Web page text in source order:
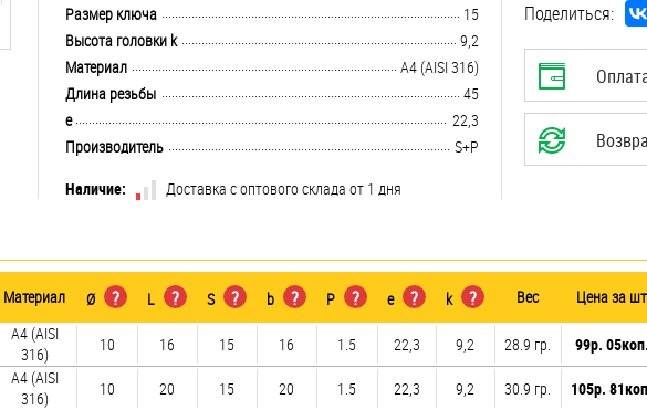
Размер ключа
15
Высота головки k
9,2
Материал
A4 (AISI 316)
Длина резьбы
45
e
22,3
Производитель
S+P
Наличие:
Доставка с оптового склада от 1 дня
Поделиться:
Материал Ø ? L ? S ? b ? P ? e ? k ? Вес Цена за шт
A4 (AISI
316)
10 16 15 16 1.5 22,3 9,2 28.9 гр. 99р. 05коп.
A4 (AISI
316)
10 20 15 20 1.5 22,3 9,2 30.9 гр. 105р.